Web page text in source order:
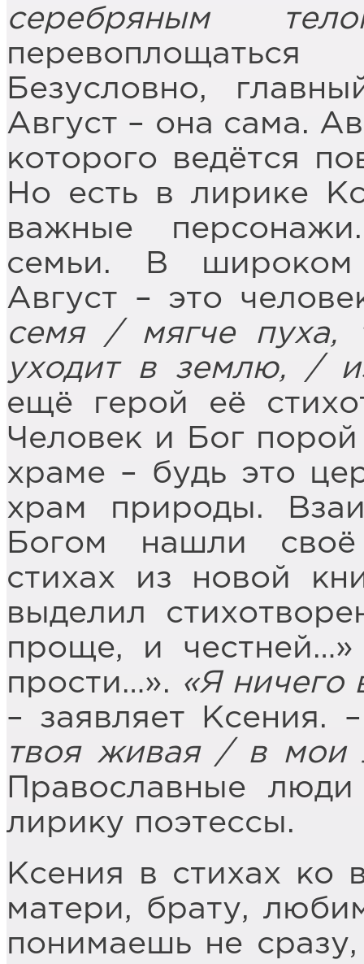
серебряным
Безусловно,
Август – она сама.
которого ведётся
Но есть в лирике
важные
семьи. В
Август – это
семя / мягче пуха,
уходит в землю, /
ещё герой её
Человек и Бог порой
храме – будь это
храм природы.
Богом нашли
стихах из новой
выделил
проще, и
прости…». «Я ничего
– заявляет Ксения.
твоя живая / в мои
Православные
лирику поэтессы.
Ксения в стихах ко
матери, брату,
понимаешь не сразу,